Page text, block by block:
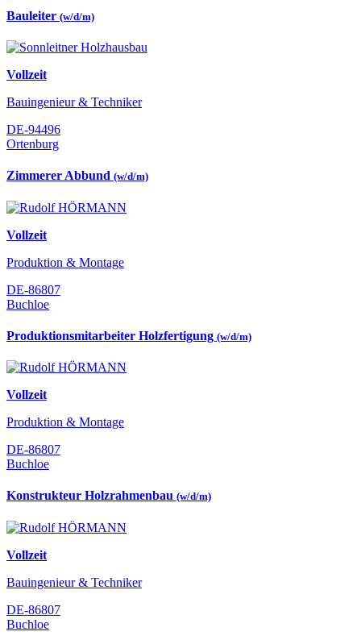
Bauleiter (w/d/m)
Vollzeit
Bauingenieur & Techniker
DE-94496
Ortenburg
Zimmerer Abbund (w/d/m)
Vollzeit
Produktion & Montage
DE-86807
Buchloe
Produktionsmitarbeiter Holzfertigung (w/d/m)
Vollzeit
Produktion & Montage
DE-86807
Buchloe
Konstrukteur Holzrahmenbau (w/d/m)
Vollzeit
Bauingenieur & Techniker
DE-86807
Buchloe